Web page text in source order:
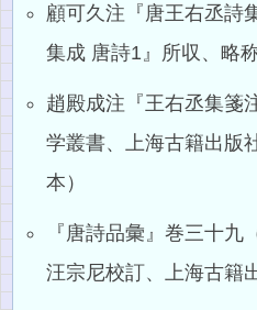
顧可久注『唐王右丞詩
集成 唐詩1』所収、略
趙殿成注『王右丞集箋
学叢書、上海古籍出版
本）
『唐詩品彙』巻三十九
汪宗尼校訂、上海古籍